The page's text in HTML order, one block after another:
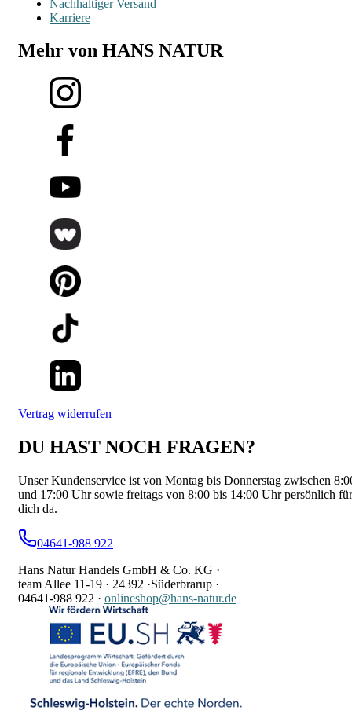
Nachhaltiger Versand
Karriere
Mehr von HANS NATUR
Vertrag widerrufen
DU HAST NOCH FRAGEN?
Unser Kundenservice ist von Montag bis Donnerstag zwischen
und 17:00 Uhr sowie freitags von 8:00 bis 14:00 Uhr persönlich für
dich da.
04641-988 922
Hans Natur Handels GmbH & Co. KG ·
team Allee 11-19 · 24392 ·Süderbrarup ·
04641-988 922 · onlineshop@hans-natur.de